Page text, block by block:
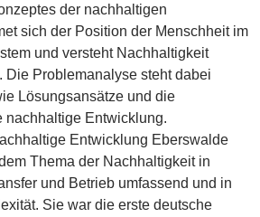
der nachhaltigen
sich der Position der Menschheit im
und versteht Nachhaltigkeit
Problemanalyse steht dabei
Lösungsansätze und die
nachhaltige Entwicklung.
Entwicklung Eberswalde
Thema der Nachhaltigkeit in
und Betrieb umfassend und in
Sie war die erste deutsche